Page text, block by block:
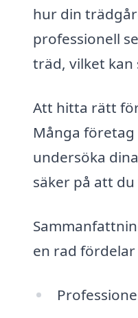
hur din
professionell
träd, vilket kan
Att hitta rätt
Många
undersöka
säker på att
en rad